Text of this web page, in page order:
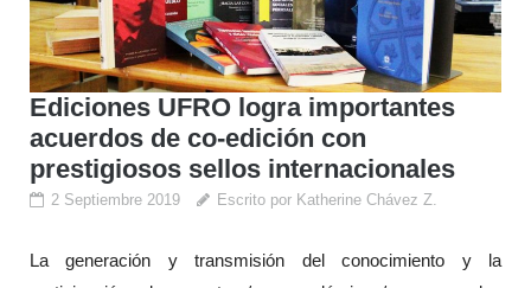
Ediciones UFRO logra importantes
acuerdos de co-edición con
prestigiosos sellos internacionales
2 Septiembre 2019 Escrito por Katherine Chávez Z.
La generación y transmisión del conocimiento y la